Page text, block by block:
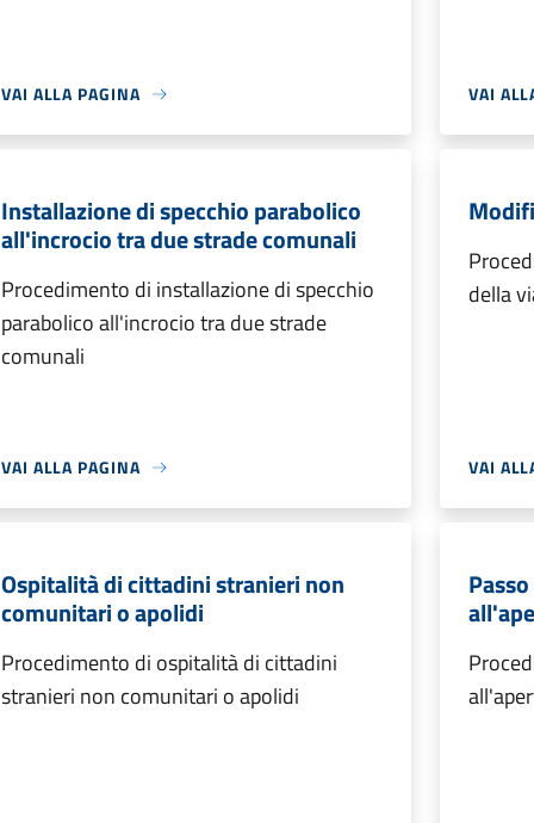
VAI ALLA PAGINA VAI
Installazione di specchio parabolico
all'incrocio tra due strade comunali
Procedimento di installazione di specchio
parabolico all'incrocio tra due strade
comunali
VAI ALLA PAGINA
della
VAI
Ospitalità di cittadini stranieri non
comunitari o apolidi
Procedimento di ospitalità di cittadini
stranieri non comunitari o apolidi